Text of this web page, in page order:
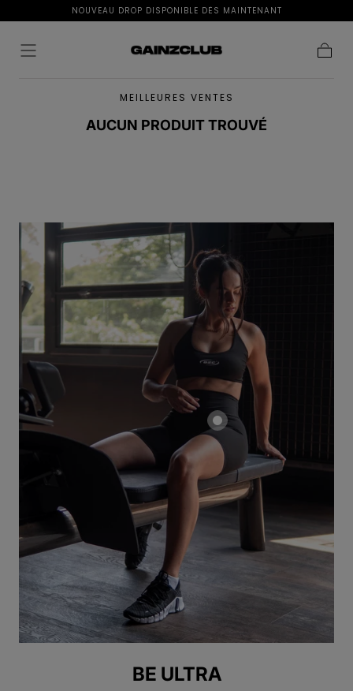
Passer au
NOUVEAU DROP DISPONIBLE DÈS MAINTENANT
MEILLEURES VENTES
AUCUN PRODUIT TROUVÉ
BE ULTRA